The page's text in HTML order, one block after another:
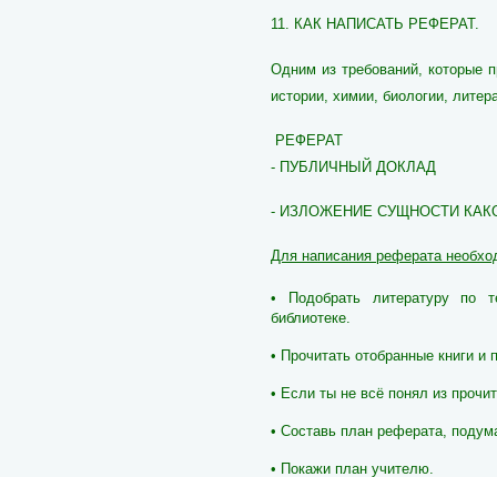
11. КАК НАПИСАТЬ РЕФЕРАТ.
Одним из требований, которые
истории, химии, биологии,
РЕФЕРАТ
- ПУБЛИЧНЫЙ ДОКЛАД
- ИЗЛОЖЕНИЕ СУЩНОСТИ
Для написания реферата
• Подобрать литературу по
библиотеке.
• Прочитать отобранные книги и
• Если ты не всё понял из
• Составь план реферата,
• Покажи план учителю.